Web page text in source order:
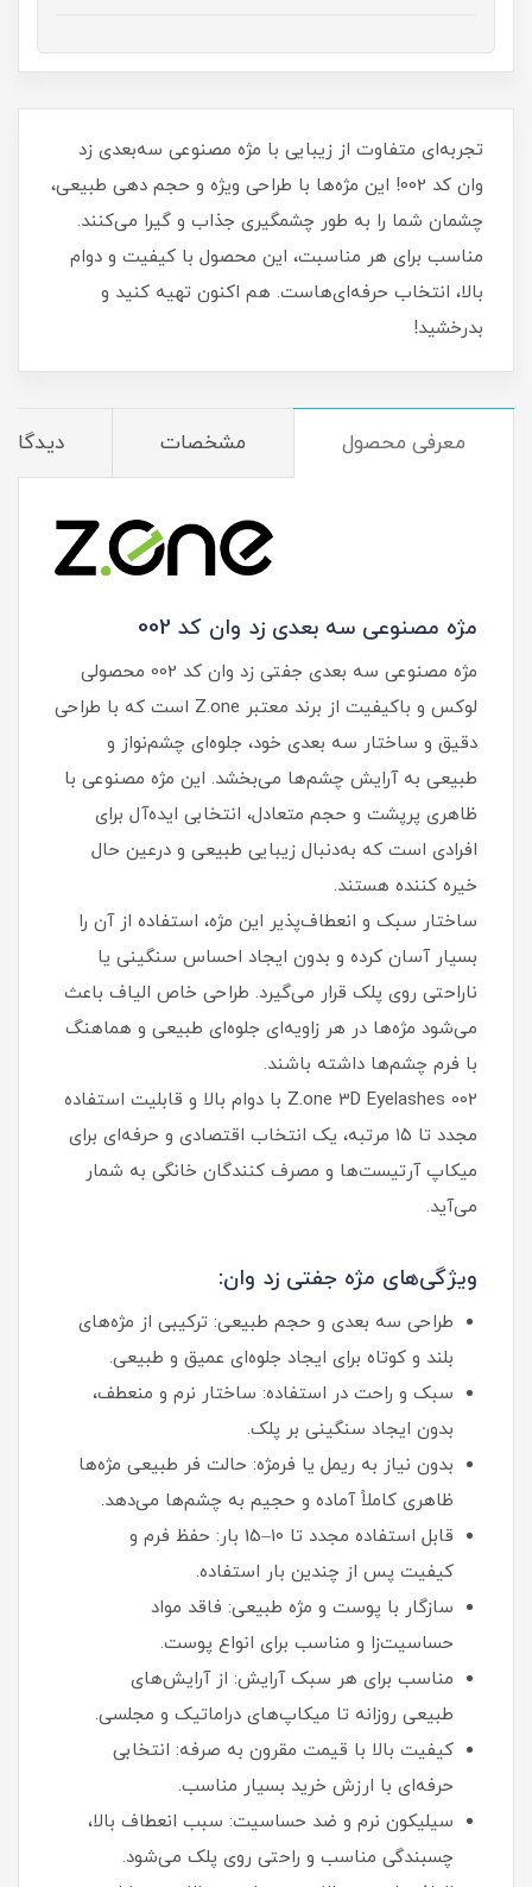
تجربه‌ای متفاوت از زیبایی با مژه مصنوعی سه‌بعدی زد
وان کد 002! این مژه‌ها با طراحی ویژه و حجم‌ دهی طبیعی،
چشمان شما را به طور چشمگیری جذاب و گیرا می‌کنند.
مناسب برای هر مناسبت، این محصول با کیفیت و دوام
بالا، انتخاب حرفه‌ای‌هاست. هم‌ اکنون تهیه کنید و
بدرخشید!
معرفی محصول مشخصات
مژه مصنوعی سه‌ بعدی زد وان کد 002
مژه مصنوعی سه‌ بعدی جفتی زد وان کد 002 محصولی
لوکس و باکیفیت از برند معتبر Z.one است که با طراحی
دقیق و ساختار سه‌ بعدی خود، جلوه‌ای چشم‌نواز و
طبیعی به آرایش چشم‌ها می‌بخشد. این مژه مصنوعی با
ظاهری پرپشت و حجم متعادل، انتخابی ایده‌آل برای
افرادی است که به‌دنبال زیبایی طبیعی و درعین‌ حال
خیره‌ کننده هستند.
ساختار سبک و انعطاف‌پذیر این مژه، استفاده از آن را
بسیار آسان کرده و بدون ایجاد احساس سنگینی یا
ناراحتی روی پلک قرار می‌گیرد. طراحی خاص الیاف باعث
می‌شود مژه‌ها در هر زاویه‌ای جلوه‌ای طبیعی و هماهنگ
با فرم چشم‌ها داشته باشند.
Z.one 3D Eyelashes 002 با دوام بالا و قابلیت استفاده
مجدد تا ۱۵ مرتبه، یک انتخاب اقتصادی و حرفه‌ای برای
میکاپ آرتیست‌ها و مصرف‌ کنندگان خانگی به شمار
می‌آید.
ویژگی‌های مژه جفتی زد وان:
طراحی سه‌ بعدی و حجم طبیعی: ترکیبی از مژه‌های
بلند و کوتاه برای ایجاد جلوه‌ای عمیق و طبیعی.
سبک و راحت در استفاده: ساختار نرم و منعطف،
بدون ایجاد سنگینی بر پلک.
بدون نیاز به ریمل یا فرمژه: حالت فر طبیعی مژه‌ها
ظاهری کاملاً آماده و حجیم به چشم‌ها می‌دهد.
قابل استفاده مجدد تا 10–15 بار: حفظ فرم و
کیفیت پس از چندین بار استفاده.
سازگار با پوست و مژه طبیعی: فاقد مواد
حساسیت‌زا و مناسب برای انواع پوست.
مناسب برای هر سبک آرایش: از آرایش‌های
طبیعی روزانه تا میکاپ‌های دراماتیک و مجلسی.
کیفیت بالا با قیمت مقرون‌ به‌ صرفه: انتخابی
حرفه‌ای با ارزش خرید بسیار مناسب.
سیلیکون نرم و ضد حساسیت: سبب انعطاف بالا،
چسبندگی مناسب و راحتی روی پلک می‌شود.